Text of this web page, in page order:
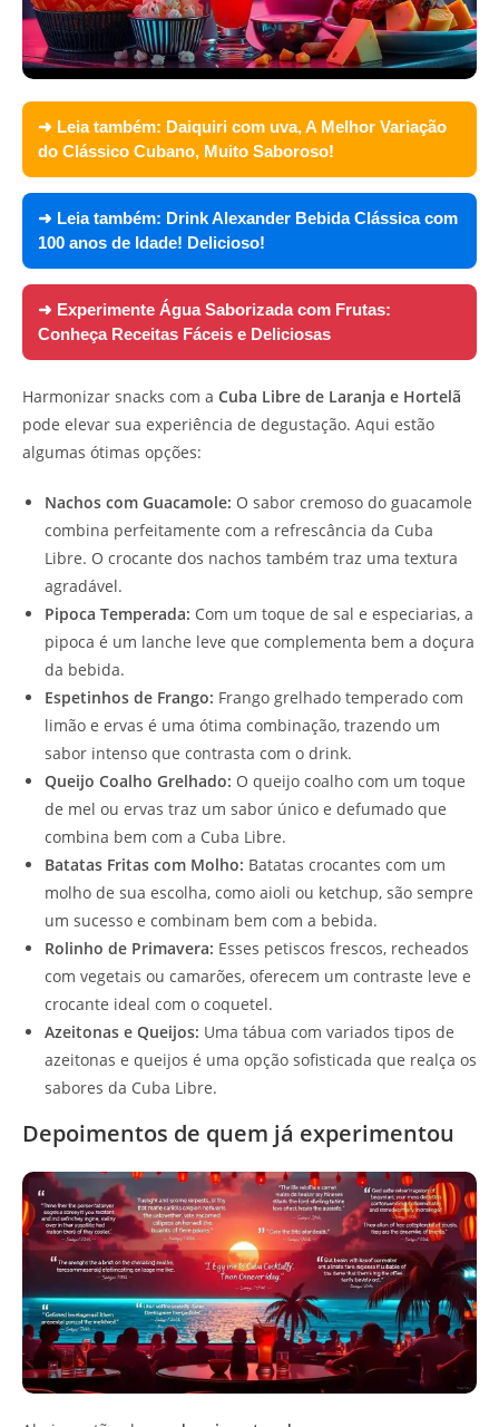
➜ Leia também: Daiquiri com uva, A Melhor Variação
do Clássico Cubano, Muito Saboroso!
➜ Leia também: Drink Alexander Bebida Clássica com
100 anos de Idade! Delicioso!
➜ Experimente Água Saborizada com Frutas:
Conheça Receitas Fáceis e Deliciosas
Harmonizar snacks com a Cuba Libre de Laranja e Hortelã
pode elevar sua experiência de degustação. Aqui estão
algumas ótimas opções:
Nachos com Guacamole: O sabor cremoso do guacamole
combina perfeitamente com a refrescância da Cuba
Libre. O crocante dos nachos também traz uma textura
agradável.
Pipoca Temperada: Com um toque de sal e especiarias, a
pipoca é um lanche leve que complementa bem a doçura
da bebida.
Espetinhos de Frango: Frango grelhado temperado com
limão e ervas é uma ótima combinação, trazendo um
sabor intenso que contrasta com o drink.
Queijo Coalho Grelhado: O queijo coalho com um toque
de mel ou ervas traz um sabor único e defumado que
combina bem com a Cuba Libre.
Batatas Fritas com Molho: Batatas crocantes com um
molho de sua escolha, como aioli ou ketchup, são sempre
um sucesso e combinam bem com a bebida.
Rolinho de Primavera: Esses petiscos frescos, recheados
com vegetais ou camarões, oferecem um contraste leve e
crocante ideal com o coquetel.
Azeitonas e Queijos: Uma tábua com variados tipos de
azeitonas e queijos é uma opção sofisticada que realça os
sabores da Cuba Libre.
Depoimentos de quem já experimentou